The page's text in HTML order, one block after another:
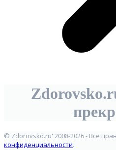
© Zdorovsko.ru' 2008-2026 - Все
конфиденциальности.